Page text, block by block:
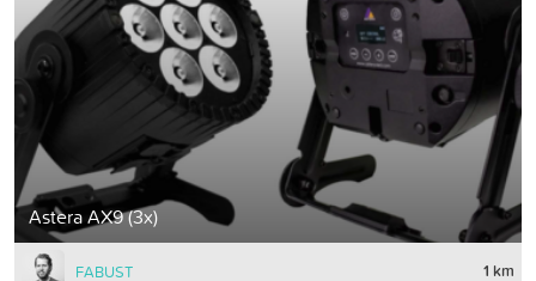
Astera AX9 (3x)
FABUST 1 km